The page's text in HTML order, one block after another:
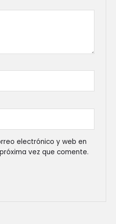
electrónico y web en
vez que comente.